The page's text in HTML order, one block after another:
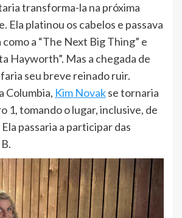
transforma-la na próxima
Ela platinou os cabelos e passava
a “The Next Big Thing” e
Hayworth”. Mas a chegada de
seu breve reinado ruir.
Columbia, Kim Novakse tornaria
1, tomando o lugar, inclusive, de
Ela passaria a participar das